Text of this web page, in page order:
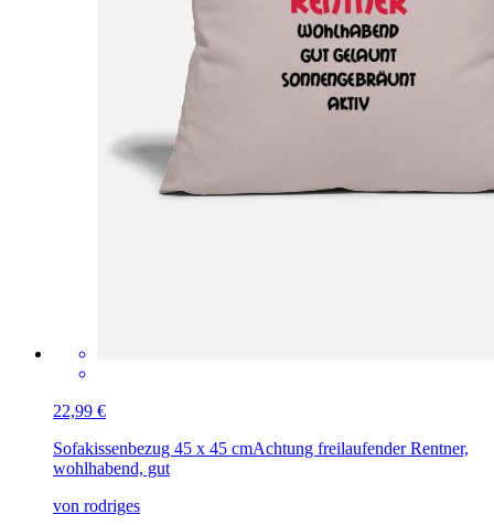
22,99 €
Sofakissenbezug 45 x 45 cmAchtung freilaufender Rentner,
wohlhabend, gut
von rodriges